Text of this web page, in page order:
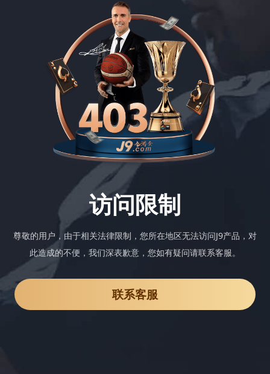
访问限制
尊敬的用户，由于相关法律限制，您所在地区无法访问J9产品，对
此造成的不便，我们深表歉意，您如有疑问请联系客服。
联系客服